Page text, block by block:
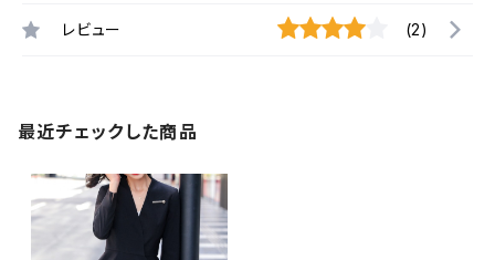
レビュー (2)
最近チェックした商品